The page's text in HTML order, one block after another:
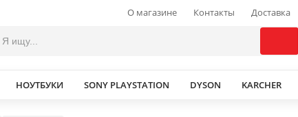
О магазине Контакты Доставка
НОУТБУКИ SONY PLAYSTATION DYSON KARCHER